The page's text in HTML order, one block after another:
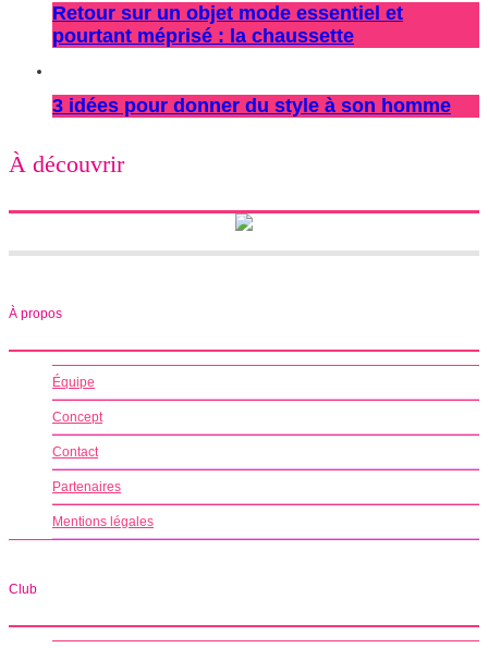
Retour sur un objet mode essentiel et
pourtant méprisé : la chaussette
3 idées pour donner du style à son homme
À découvrir
À propos
Équipe
Concept
Contact
Partenaires
Mentions légales
Club